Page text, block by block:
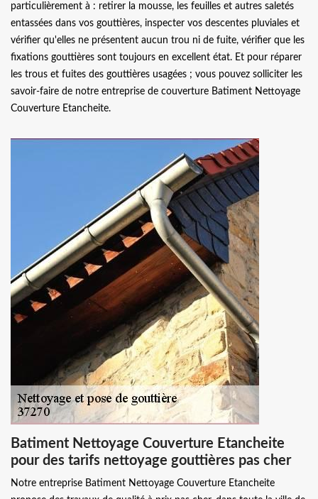
particulièrement à : retirer la mousse, les feuilles et autres saletés
entassées dans vos gouttières, inspecter vos descentes pluviales et
vérifier qu'elles ne présentent aucun trou ni de fuite, vérifier que les
fixations gouttières sont toujours en excellent état. Et pour réparer
les trous et fuites des gouttières usagées ; vous pouvez solliciter les
savoir-faire de notre entreprise de couverture Batiment Nettoyage
Couverture Etancheite.
Batiment Nettoyage Couverture Etancheite
pour des tarifs nettoyage gouttières pas cher
Notre entreprise Batiment Nettoyage Couverture Etancheite